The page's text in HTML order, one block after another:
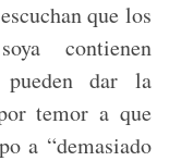
que los
contienen
pueden dar la
temor a que
a “demasiado